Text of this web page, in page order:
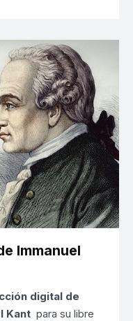
Immanuel
digital de
Kant para su libre